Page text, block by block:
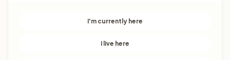
I'm currently here
I live here